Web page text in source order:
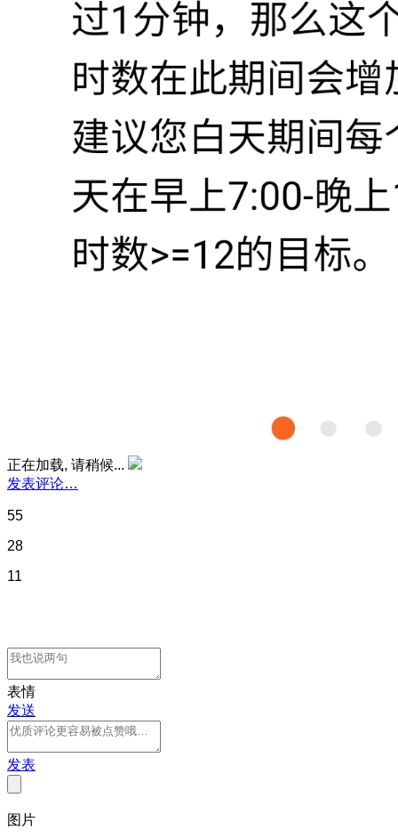
正在加载, 请稍候...
发表评论…
55
28
11
表情
发送
发表
图片